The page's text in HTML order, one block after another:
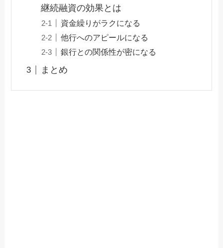
継続融資の効果とは
資金繰りがラクになる
他行へのアピールになる
銀行との関係性が密になる
まとめ